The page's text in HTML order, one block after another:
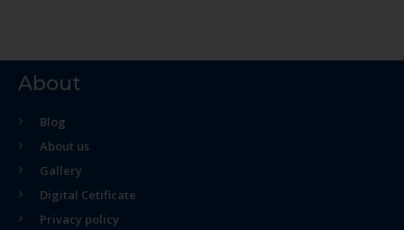
About
Blog
About us
Gallery
Digital Cetificate
Privacy policy